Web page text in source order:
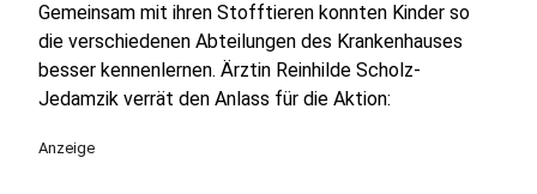
Gemeinsam mit ihren Stofftieren konnten Kinder so
die verschiedenen Abteilungen des Krankenhauses
besser kennenlernen. Ärztin Reinhilde Scholz-
Jedamzik verrät den Anlass für die Aktion:
Anzeige